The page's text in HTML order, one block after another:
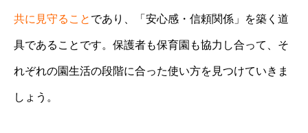
共に見守ること であり、「安心感・信頼関係」を築く道
具であることです。保護者も保育園も協力し合って、そ
れぞれの園生活の段階に合った使い方を見つけていきま
しょう。